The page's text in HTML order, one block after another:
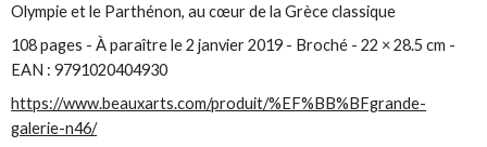
Olympie et le Parthénon, au cœur de la Grèce classique
108 pages - À paraître le 2 janvier 2019 - Broché - 22 × 28.5 cm -
EAN : 9791020404930
https://www.beauxarts.com/produit/%EF%BB%BFgrande-
galerie-n46/